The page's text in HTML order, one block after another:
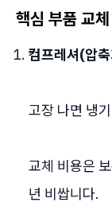
핵심 부품 교
컴프레셔(압
고장 나면 냉
교체 비용은
년 비쌉니다.